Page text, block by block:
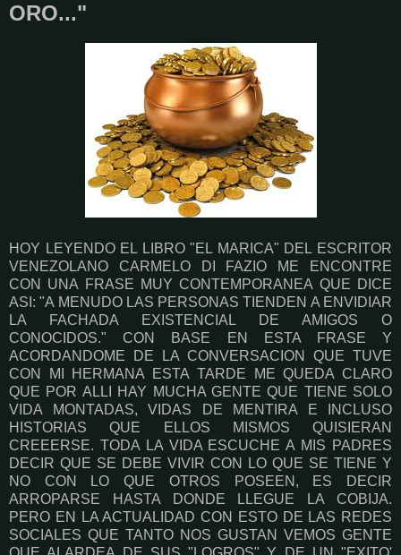
ORO..."
HOY LEYENDO EL LIBRO "EL MARICA" DEL ESCRITOR
VENEZOLANO CARMELO DI FAZIO ME ENCONTRE
CON UNA FRASE MUY CONTEMPORANEA QUE DICE
ASI: "A MENUDO LAS PERSONAS TIENDEN A ENVIDIAR
LA FACHADA EXISTENCIAL DE AMIGOS O
CONOCIDOS." CON BASE EN ESTA FRASE Y
ACORDANDOME DE LA CONVERSACION QUE TUVE
CON MI HERMANA ESTA TARDE ME QUEDA CLARO
QUE POR ALLI HAY MUCHA GENTE QUE TIENE SOLO
VIDA MONTADAS, VIDAS DE MENTIRA E INCLUSO
HISTORIAS QUE ELLOS MISMOS QUISIERAN
CREEERSE. TODA LA VIDA ESCUCHE A MIS PADRES
DECIR QUE SE DEBE VIVIR CON LO QUE SE TIENE Y
NO CON LO QUE OTROS POSEEN, ES DECIR
ARROPARSE HASTA DONDE LLEGUE LA COBIJA.
PERO EN LA ACTUALIDAD CON ESTO DE LAS REDES
SOCIALES QUE TANTO NOS GUSTAN VEMOS GENTE